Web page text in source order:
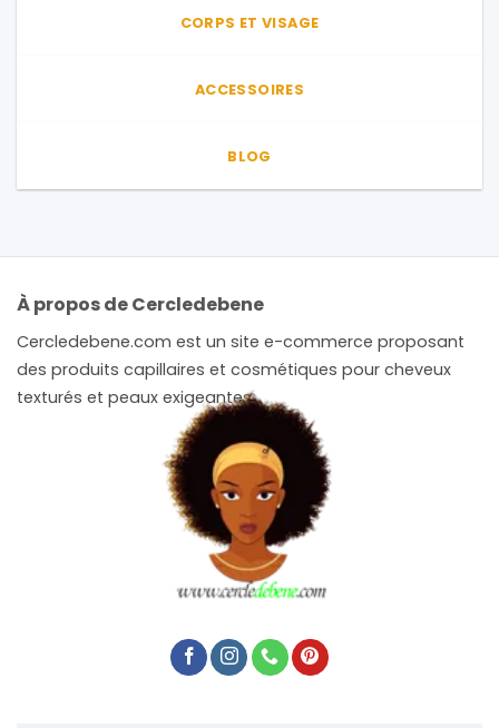
CORPS ET VISAGE
ACCESSOIRES
BLOG
À propos de Cercledebene
Cercledebene.com est un site e-commerce proposant
des produits capillaires et cosmétiques pour cheveux
texturés et peaux exigeantes.